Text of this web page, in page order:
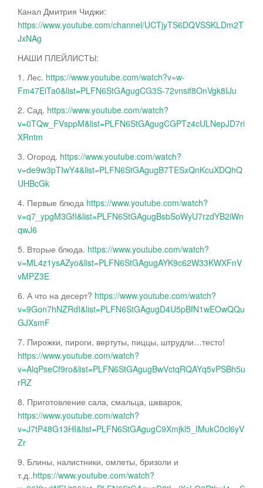
Канал Дмитрия Чиджи:
https://www.youtube.com/channel/UCTjyTS6DQVSSKLDm2T
JxNAg
НАШИ ПЛЕЙЛИСТЫ:
1. Лес. https://www.youtube.com/watch?v=w-
Fm47EiTa0&list=PLFN6StGAgugCG3S-72vnsif8OnVgk8IJu
2. Сад. https://www.youtube.com/watch?
v=0TQw_FVsppM&list=PLFN6StGAgugCGPTz4cULNepJD7ri
XRntm
3. Огород. https://www.youtube.com/watch?
v=de9w3pTIwY4&list=PLFN6StGAgugB7TESxQnKcuXDQhQ
UHBcGk
4. Первые блюда https://www.youtube.com/watch?
v=q7_ypgM3GfI&list=PLFN6StGAgugBsbSoWyU7rzdYB2iWn
qwJ6
5. Вторые блюда. https://www.youtube.com/watch?
v=ML4z1ysAZyo&list=PLFN6StGAgugAYK9c62W33KWXFnV
vMPZ3E
6. А что на десерт? https://www.youtube.com/watch?
v=9Gon7hNZRdI&list=PLFN6StGAgugD4U5pBfN1wEOwQQu
GJXsmF
7. Пирожки, пироги, вертуты, пиццы, штрудли…тесто!
https://www.youtube.com/watch?
v=AlqPseCf9ro&list=PLFN6StGAgugBwVctqRQAYq5vPSBh5u
rRZ
8. Приготовление сала, смальца, шкварок.
https://www.youtube.com/watch?
v=J7tP48G13HI&list=PLFN6StGAgugC9Xmjkl5_IMukC0cl6yV
Zr
9. Блины, налистники, омлеты, бризоли и
т.д..https://www.youtube.com/watch?